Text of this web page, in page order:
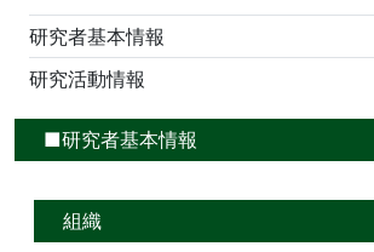
研究者基本情報
研究活動情報
■研究者基本情報
組織